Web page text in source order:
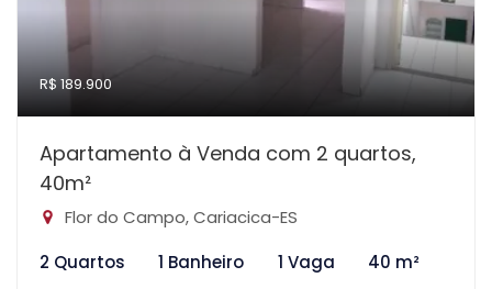
R$ 189.900
Apartamento à Venda com 2 quartos,
40m²
Flor do Campo, Cariacica-ES
2 Quartos
1 Banheiro 1 Vaga 40 m²